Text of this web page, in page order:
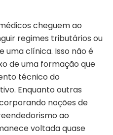
cheguem ao
regimes tributários ou
uma clínica. Isso não é
de uma formação que
técnico do
Enquanto outras
noções de
ao
voltada quase